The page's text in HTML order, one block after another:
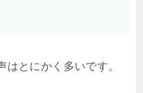
とにかく多いです。